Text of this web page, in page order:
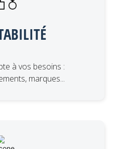
à vos besoins :
marques...